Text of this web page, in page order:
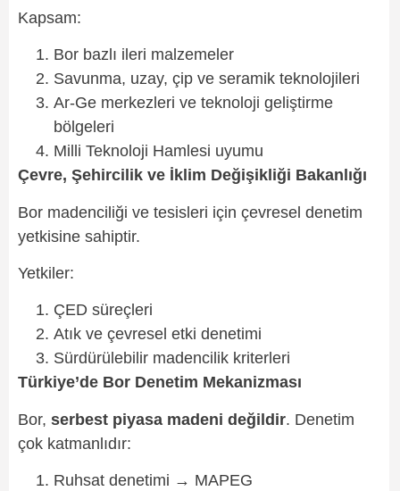
Kapsam:
Bor bazlı ileri malzemeler
Savunma, uzay, çip ve seramik teknolojileri
Ar-Ge merkezleri ve teknoloji geliştirme
bölgeleri
Milli Teknoloji Hamlesi uyumu
Çevre, Şehircilik ve İklim Değişikliği Bakanlığı
Bor madenciliği ve tesisleri için çevresel denetim
yetkisine sahiptir.
Yetkiler:
ÇED süreçleri
Atık ve çevresel etki denetimi
Sürdürülebilir madencilik kriterleri
Türkiye’de Bor Denetim Mekanizması
Bor, serbest piyasa madeni değildir. Denetim
çok katmanlıdır:
Ruhsat denetimi → MAPEG